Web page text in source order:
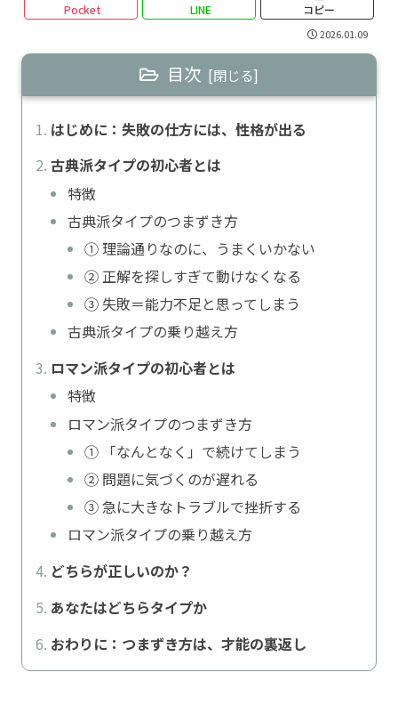
Pocket LINE コピー
2026.01.09
目次
はじめに：失敗の仕方には、性格が出る
古典派タイプの初心者とは
特徴
古典派タイプのつまずき方
① 理論通りなのに、うまくいかない
② 正解を探しすぎて動けなくなる
③ 失敗＝能力不足と思ってしまう
古典派タイプの乗り越え方
ロマン派タイプの初心者とは
特徴
ロマン派タイプのつまずき方
① 「なんとなく」で続けてしまう
② 問題に気づくのが遅れる
③ 急に大きなトラブルで挫折する
ロマン派タイプの乗り越え方
どちらが正しいのか？
あなたはどちらタイプか
おわりに：つまずき方は、才能の裏返し